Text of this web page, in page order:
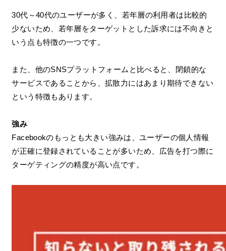
30代～40代のユーザーが多く、若年層の利用者は比較的
少ないため、若年層をターゲットとした訴求には不向きと
いう点も特徴の一つです。
また、他のSNSプラットフォームと比べると、閉鎖的な
サービスであることから、拡散力にはあまり期待できない
という特徴もあります。
強み
Facebookのもっとも大きい強みは、ユーザーの個人情報
が正確に登録されていることが多いため、広告を打つ際に
ターゲティングの精度が高い点です。